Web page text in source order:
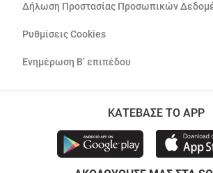
Δήλωση Προστασίας Προσωπικών
Ρυθμίσεις Cookies
Ενημέρωση Β’ επιπέδου
ΚΑΤΕΒΑΣΕ ΤΟ APP